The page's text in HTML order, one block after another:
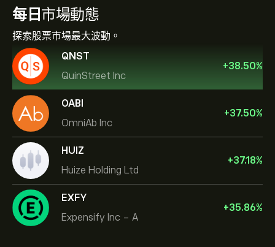
每日 市場動態
探索股票市場最大波動。
QNST
QuinStreet Inc
+38.50%
OABI
OmniAb Inc
+37.50%
HUIZ
Huize Holding Ltd
+37.18%
EXFY
Expensify Inc - A
+35.86%
Celestica Inc